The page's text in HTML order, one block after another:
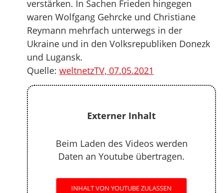
verstärken. In Sachen Frieden hingegen
waren Wolfgang Gehrcke und Christiane
Reymann mehrfach unterwegs in der
Ukraine und in den Volksrepubliken Donezk
und Lugansk.
Quelle: weltnetzTV, 07.05.2021
Externer Inhalt
Beim Laden des Videos werden
Daten an Youtube übertragen.
INHALT VON YOUTUBE ZULASSEN